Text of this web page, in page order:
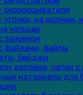
скоросшиватели
уголки, на молнии,
кольцах
зажимом
файлами, файлы
бейджи
деловые, папки с
материалы для